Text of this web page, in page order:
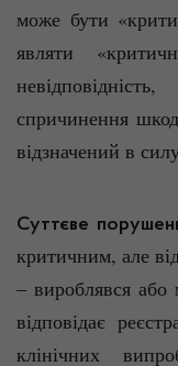
може бути
являти
спричинення
відзначений в
Суттєве
критичним, але
– вироблявся
відповідає
клінічних